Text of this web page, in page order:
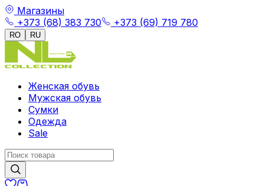
Магазины
+373 (68) 383 730
+373 (69) 719 780
RO RU
Женская обувь
Мужская обувь
Сумки
Одежда
Sale